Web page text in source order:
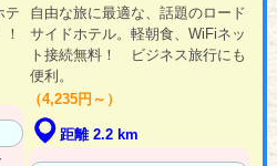
テ
自由な旅に最適な、話題のロード
サイドホテル。軽朝食、WiFiネッ
ト接続無料！ ビジネス旅行にも
便利。
（4,235円～）
距離 2.2 km